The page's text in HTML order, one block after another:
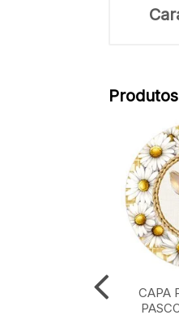
CAPA